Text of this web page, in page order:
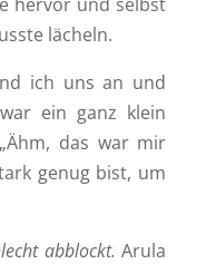
lächeln.
ich uns an und
ein ganz klein
das war mir
genug bist, um
abblockt. Arula